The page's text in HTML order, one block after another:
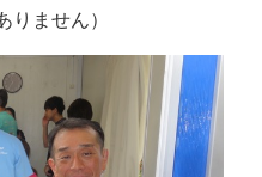
りません）